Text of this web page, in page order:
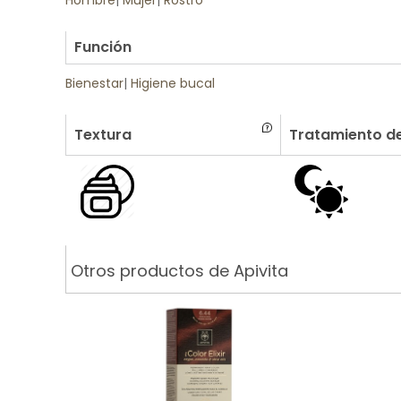
Función
Bienestar| Higiene bucal
Textura Tratamiento
Otros productos de Apivita